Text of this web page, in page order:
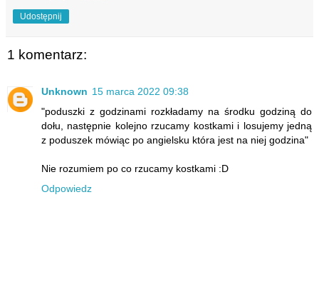
Udostępnij
1 komentarz:
Unknown 15 marca 2022 09:38
"poduszki z godzinami rozkładamy na środku godziną do
dołu, następnie kolejno rzucamy kostkami i losujemy jedną
z poduszek mówiąc po angielsku która jest na niej godzina"
Nie rozumiem po co rzucamy kostkami :D
Odpowiedz